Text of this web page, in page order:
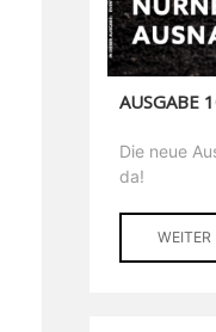
AUSGABE
Die neue
da!
WEITER